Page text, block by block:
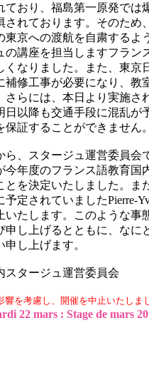
ており、福島第一原発では
されております。そのため
東京への渡航を自粛するよ
の講座を担当しますフラン
くなりました。また、東京
補修工事が必要になり、教
さらには、本日より実施さ
日以降も交通手段に混乱が
証することができません。
、スタージュ運営委員会
今年度のフランス語教育国
とを決定いたしました。ま
定されていましたPierre-
いたします。このような事
申し上げるとともに、なに
し上げます。
スタージュ運営委員会
響を考慮し、開催を中止いたしま
22 mars : Stage de mars